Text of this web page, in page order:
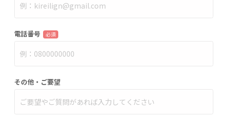
電話番号 必須
その他・ご要望